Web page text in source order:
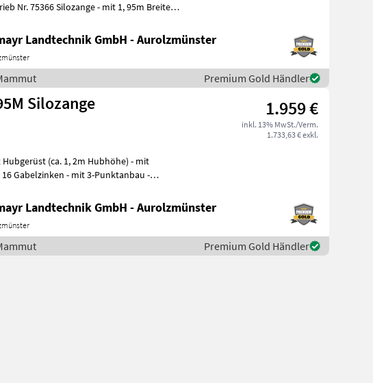
Nr. 75366 Silozange - mit 1, 95m Breite
Landtechnik GmbH - Aurolzmünster
Premium Gold Händler
Silozange 1.959 €
inkl. 13% MwSt./Verm.
1.733,63 € exkl.
Gabelzinken - mit 3-Punktanbau -
Landtechnik GmbH - Aurolzmünster
Premium Gold Händler